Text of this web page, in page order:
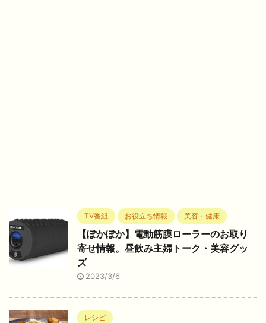
TV番組 お役立ち情報 美容・健康
【ぽかぽか】電動筋膜ローラーのお取り
寄せ情報。昼飲み主婦トーク・美容グッ
ズ
2023/3/6
レシピ